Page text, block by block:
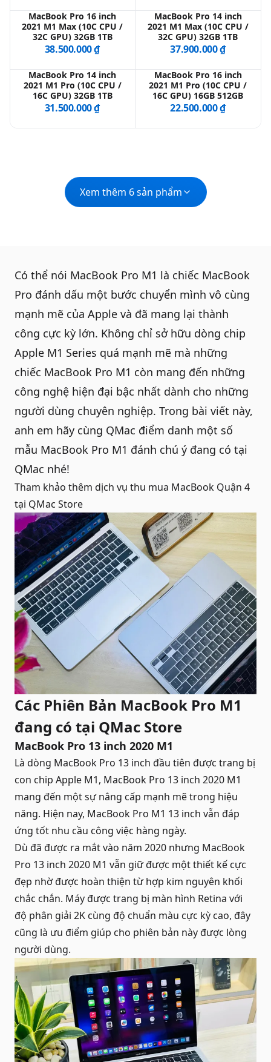
MacBook Pro 16 inch
2021 M1 Max (10C CPU /
32C GPU) 32GB 1TB
38.500.000 ₫
MacBook Pro 14 inch
2021 M1 Max (10C CPU /
32C GPU) 32GB 1TB
37.900.000 ₫
MacBook Pro 14 inch
2021 M1 Pro (10C CPU /
16C GPU) 32GB 1TB
31.500.000 ₫
MacBook Pro 16 inch
2021 M1 Pro (10C CPU /
16C GPU) 16GB 512GB
22.500.000 ₫
Xem thêm 6 sản phẩm
Có thể nói MacBook Pro M1 là chiếc MacBook
Pro đánh dấu một bước chuyển mình vô cùng
mạnh mẽ của Apple và đã mang lại thành
công cực kỳ lớn. Không chỉ sở hữu dòng chip
Apple M1 Series quá mạnh mẽ mà những
chiếc MacBook Pro M1 còn mang đến những
công nghệ hiện đại bậc nhất dành cho những
người dùng chuyên nghiệp. Trong bài viết này,
anh em hãy cùng QMac điểm danh một số
mẫu MacBook Pro M1 đánh chú ý đang có tại
QMac nhé!
Tham khảo thêm dịch vụ thu mua MacBook Quận 4
tại QMac Store
Các Phiên Bản MacBook Pro M1
đang có tại QMac Store
MacBook Pro 13 inch 2020 M1
Là dòng MacBook Pro 13 inch đầu tiên được trang bị
con chip Apple M1, MacBook Pro 13 inch 2020 M1
mang đến một sự nâng cấp mạnh mẽ trong hiệu
năng. Hiện nay, MacBook Pro M1 13 inch vẫn đáp
ứng tốt nhu cầu công việc hàng ngày.
Dù đã được ra mắt vào năm 2020 nhưng MacBook
Pro 13 inch 2020 M1 vẫn giữ được một thiết kế cực
đẹp nhờ được hoàn thiện từ hợp kim nguyên khối
chắc chắn. Máy được trang bị màn hình Retina với
độ phân giải 2K cùng độ chuẩn màu cực kỳ cao, đây
cũng là ưu điểm giúp cho phiên bản này được lòng
người dùng.